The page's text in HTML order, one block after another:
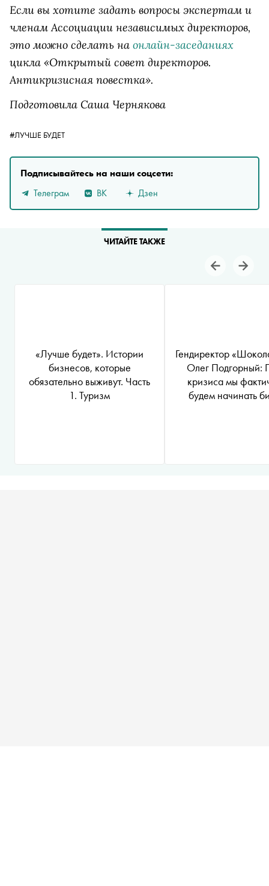
Если вы хотите задать вопросы экспертам и
членам Ассоциации независимых директоров,
это можно сделать на онлайн-заседаниях
цикла «Открытый совет директоров.
Антикризисная повестка».
Подготовила Саша Чернякова
#ЛУЧШЕ БУДЕТ
Подписывайтесь на наши соцсети:
Телеграм
ВК Дзен
ЧИТАЙТЕ ТАКЖЕ
«Лучше будет». Истории
бизнесов, которые
обязательно выживут. Часть
1. Туризм
Гендиректор
Олег Подгорный:
кризиса мы
будем начинать